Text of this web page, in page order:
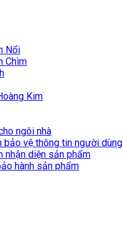
Nổi
Chìm
Kim
ngôi nhà
bảo vệ thông tin người dùng
nhận diện sản phẩm
hành sản phẩm